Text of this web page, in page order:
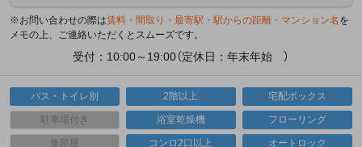
※お問い合わせの際は賃料・間取り・最寄駅・駅からの距離・マンション名 を
メモの上、ご連絡いただくとスムーズです。
受付：10:00～19:00（定休日：年末年始 ）
バス・トイレ別 2階以上 宅配ボックス
駐車場付き 浴室乾燥機 フローリング
角部屋 コンロ2口以上 オートロック